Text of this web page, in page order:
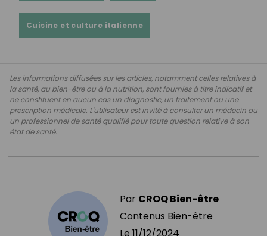
Cuisine et culture italienne
Les informations diffusées sur les articles, notamment celles relatives à
la santé, au bien-être ou à la nutrition, sont fournies à titre indicatif et
ne constituent en aucun cas un diagnostic, un traitement ou une
prescription médicale. L'utilisateur est invité à consulter un médecin ou
un professionnel de santé qualifié pour toute question relative à son
état de santé.
Par CROQ Bien-être
Contenus Bien-être
Le 11/12/2024